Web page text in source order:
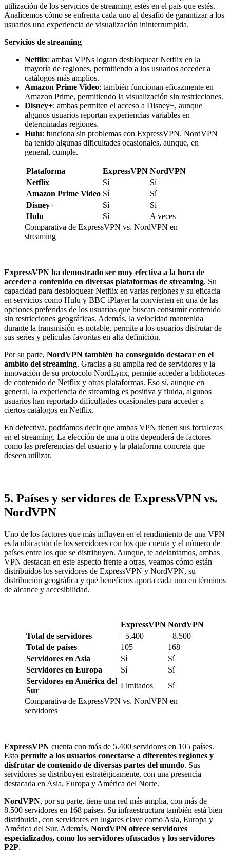
utilización de los servicios de streaming estés en el país que estés.
Analicemos cómo se enfrenta cada uno al desafío de garantizar a los
usuarios una experiencia de visualización ininterrumpida.
Servicios de streaming
Netflix: ambas VPNs logran desbloquear Netflix en la
mayoría de regiones, permitiendo a los usuarios acceder a
catálogos más amplios.
Amazon Prime Video: también funcionan eficazmente en
Amazon Prime, permitiendo la visualización sin restricciones.
Disney+: ambas permiten el acceso a Disney+, aunque
algunos usuarios reportan experiencias variables en
determinadas regiones.
Hulu: funciona sin problemas con ExpressVPN. NordVPN
ha tenido algunas dificultades ocasionales, aunque, en
general, cumple.
Plataforma ExpressVPN NordVPN
Netflix
Sí
Sí
Amazon Prime Video Sí
Sí
Disney+
Sí
Sí
Hulu
Sí
A veces
Comparativa de ExpressVPN vs. NordVPN en
streaming
ExpressVPN ha demostrado ser muy efectiva a la hora de
acceder a contenido en diversas plataformas de streaming. Su
capacidad para desbloquear Netflix en varias regiones y su eficacia
en servicios como Hulu y BBC iPlayer la convierten en una de las
opciones preferidas de los usuarios que buscan consumir contenido
sin restricciones geográficas. Además, la velocidad mantenida
durante la transmisión es notable, permite a los usuarios disfrutar de
sus series y películas favoritas en alta definición.
Por su parte, NordVPN también ha conseguido destacar en el
ámbito del streaming. Gracias a su amplia red de servidores y la
innovación de su protocolo NordLynx, permite acceder a bibliotecas
de contenido de Netflix y otras plataformas. Eso sí, aunque en
general, la experiencia de streaming es positiva y fluida, algunos
usuarios han reportado dificultades ocasionales para acceder a
ciertos catálogos en Netflix.
En defectiva, podríamos decir que ambas VPN tienen sus fortalezas
en el streaming. La elección de una u otra dependerá de factores
como las preferencias del usuario y la plataforma concreta que
deseen utilizar.
5. Países y servidores de ExpressVPN vs.
NordVPN
Uno de los factores que más influyen en el rendimiento de una VPN
es la ubicación de los servidores con los que cuenta y el número de
países entre los que se distribuyen. Aunque, te adelantamos, ambas
VPN destacan en este aspecto frente a otras, veamos cómo están
distribuidos los servidores de ExpressVPN y NordVPN, su
distribución geográfica y qué beneficios aporta cada uno en términos
de alcance y accesibilidad.
ExpressVPN NordVPN
Total de servidores
+5.400
+8.500
Total de países
105
168
Servidores en Asia
Sí
Sí
Servidores en Europa
Sí
Sí
Servidores en América del
Sur
Limitados
Sí
Comparativa de ExpressVPN vs. NordVPN en
servidores
ExpressVPN cuenta con más de 5.400 servidores en 105 países.
Esto permite a los usuarios conectarse a diferentes regiones y
disfrutar de contenido de diversas partes del mundo. Sus
servidores se distribuyen estratégicamente, con una presencia
destacada en Asia, Europa y América del Norte.
NordVPN, por su parte, tiene una red más amplia, con más de
8.500 servidores en 168 países. Su infraestructura también está bien
distribuida, con servidores en lugares clave como Asia, Europa y
América del Sur. Además, NordVPN ofrece servidores
especializados, como los servidores ofuscados y los servidores
P2P.